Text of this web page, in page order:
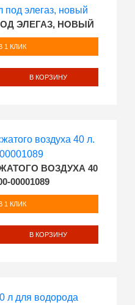
ЭЛЕГАЗ, НОВЫЙ
1 КЛИК
В КОРЗИНУ
ВОЗДУХА 40
00001089
1 КЛИК
В КОРЗИНУ